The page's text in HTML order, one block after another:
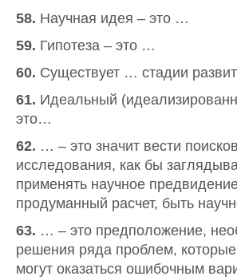
58. Научная идея – это …
59. Гипотеза – это …
60. Существует … стадии
61. Идеальный
это…
62. … – это значит вести
исследования, как бы
применять научное
продуманный расчет, быть
63. … – это предположение,
решения ряда проблем,
могут оказаться ошибочным